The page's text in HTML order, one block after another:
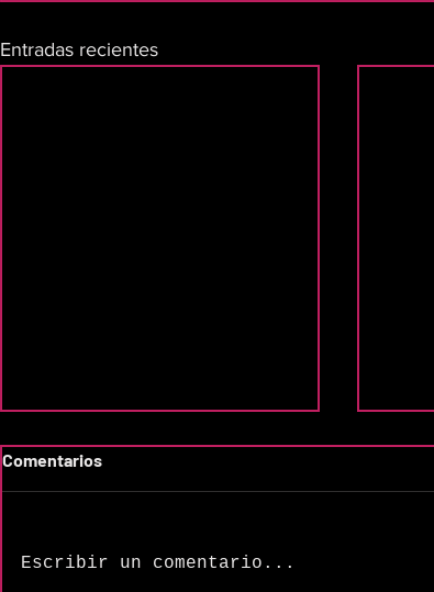
Entradas recientes
Comentarios
Escribir un comentario...